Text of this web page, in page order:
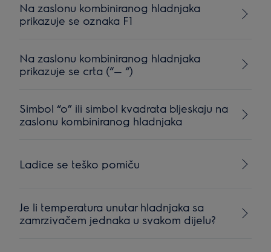
Na zaslonu kombiniranog hladnjaka
prikazuje se oznaka F1
Na zaslonu kombiniranog hladnjaka
prikazuje se crta (“— “)
Simbol “o” ili simbol kvadrata bljeskaju na
zaslonu kombiniranog hladnjaka
Ladice se teško pomiču
Je li temperatura unutar hladnjaka sa
zamrzivačem jednaka u svakom dijelu?